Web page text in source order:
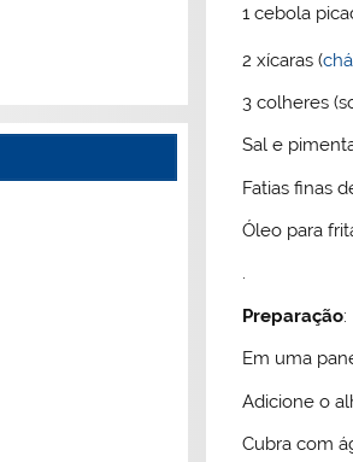
1 cebola
2 xícaras (chá
3 colheres
Sal e
Fatias finas
Óleo para
.
Preparação:
Em uma
Adicione o
Cubra com